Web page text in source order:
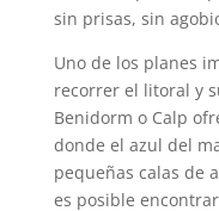
sin prisas, sin
Uno de los planes
recorrer el litoral y
Benidorm o Calp
donde el azul del
pequeñas calas de
es posible